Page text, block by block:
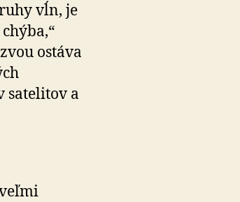
vĺn, je
ostáva
satelitov a